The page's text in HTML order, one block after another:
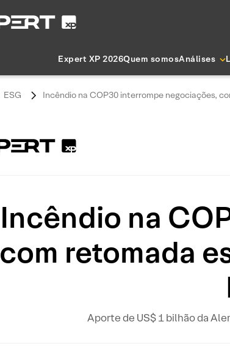
Expert XP 2026Quem somosAnálises
ESG Incêndio na COP30 interrompe negociações,
Incêndio na
com retomada
Aporte de US$ 1 bilhão da